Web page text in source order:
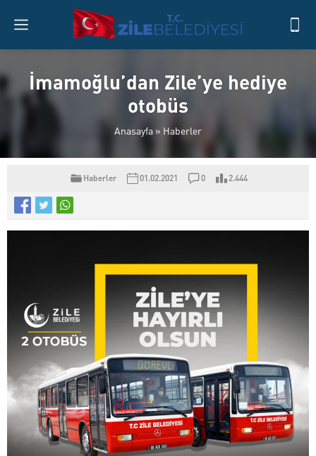
İmamoğlu’dan Zile’ye hediye
otobüs
Anasayfa » Haberler
Haberler 01.02.2021 0 2.444